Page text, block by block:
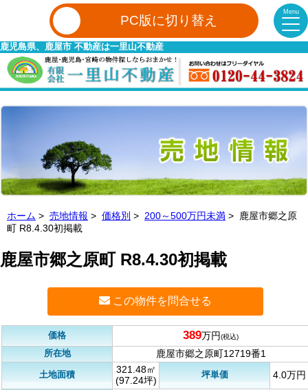
Menu
PC版に切り替え
鹿児島県、鹿屋市 不動産は一里山不動産
ホーム > 売地情報 > 価格別 > 200～500万円未満 > 鹿屋市郷之原
町 R8.4.30初掲載
鹿屋市郷之原町 R8.4.30初掲載
この物件を問合せる
価格 389万円(税込)
所在地
鹿屋市郷之原町12719番1
土地面積
321.48㎡
(97.24坪)
坪単価
4.0万円